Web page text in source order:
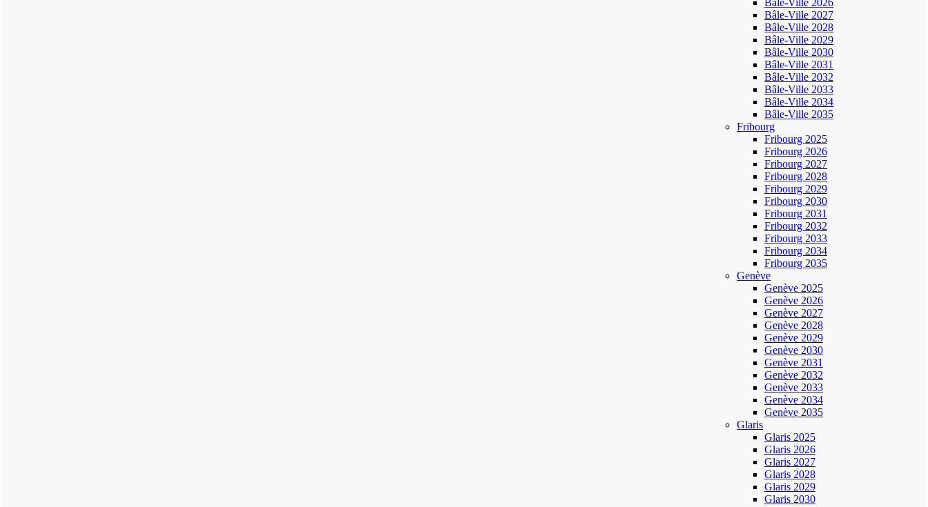
Bâle-Ville 2026
Bâle-Ville 2027
Bâle-Ville 2028
Bâle-Ville 2029
Bâle-Ville 2030
Bâle-Ville 2031
Bâle-Ville 2032
Bâle-Ville 2033
Bâle-Ville 2034
Bâle-Ville 2035
Fribourg
Fribourg 2025
Fribourg 2026
Fribourg 2027
Fribourg 2028
Fribourg 2029
Fribourg 2030
Fribourg 2031
Fribourg 2032
Fribourg 2033
Fribourg 2034
Fribourg 2035
Genève
Genève 2025
Genève 2026
Genève 2027
Genève 2028
Genève 2029
Genève 2030
Genève 2031
Genève 2032
Genève 2033
Genève 2034
Genève 2035
Glaris
Glaris 2025
Glaris 2026
Glaris 2027
Glaris 2028
Glaris 2029
Glaris 2030